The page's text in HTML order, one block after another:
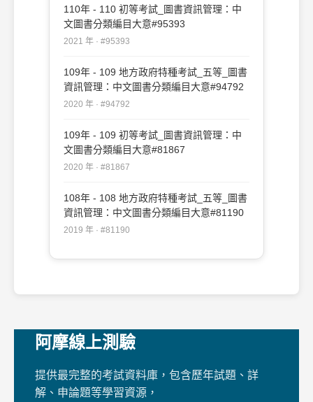
110年 - 110 初等考試_圖書資訊管理：中
文圖書分類編目大意#95393
2021 年 · #95393
109年 - 109 地方政府特種考試_五等_圖書
資訊管理：中文圖書分類編目大意#94792
2020 年 · #94792
109年 - 109 初等考試_圖書資訊管理：中
文圖書分類編目大意#81867
2020 年 · #81867
108年 - 108 地方政府特種考試_五等_圖書
資訊管理：中文圖書分類編目大意#81190
2019 年 · #81190
阿摩線上測驗
提供最完整的考試資料庫，包含歷年試題、詳
解、申論題等學習資源，